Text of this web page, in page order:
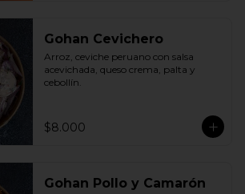
Gohan Cevichero
Arroz, ceviche peruano con salsa
acevichada, queso crema, palta y
cebollín.
$8.000
Gohan Pollo y Camarón